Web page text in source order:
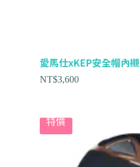
愛馬仕xKEP安全帽內襯
NT$3,600
特價